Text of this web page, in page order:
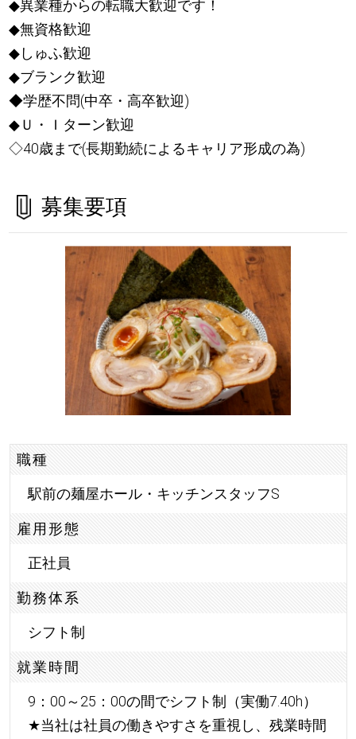
◆異業種からの転職大歓迎です！
◆無資格歓迎
◆しゅふ歓迎
◆ブランク歓迎
◆学歴不問(中卒・高卒歓迎)
◆Ｕ・Ｉターン歓迎
◇40歳まで(長期勤続によるキャリア形成の為)
募集要項
職種
駅前の麺屋ホール・キッチンスタッフS
雇用形態
正社員
勤務体系
シフト制
就業時間
9：00～25：00の間でシフト制（実働7.40h）
★当社は社員の働きやすさを重視し、残業時間